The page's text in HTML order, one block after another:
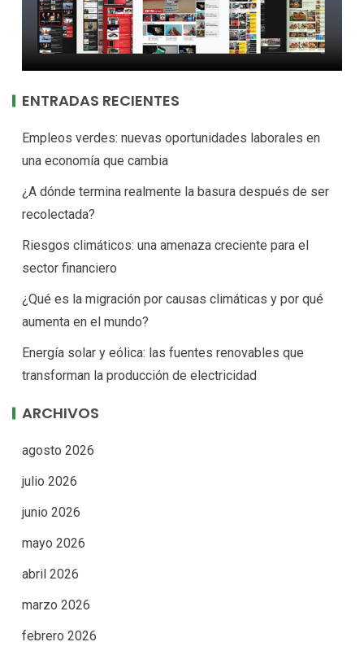
ENTRADAS RECIENTES
Empleos verdes: nuevas oportunidades laborales en
una economía que cambia
¿A dónde termina realmente la basura después de ser
recolectada?
Riesgos climáticos: una amenaza creciente para el
sector financiero
¿Qué es la migración por causas climáticas y por qué
aumenta en el mundo?
Energía solar y eólica: las fuentes renovables que
transforman la producción de electricidad
ARCHIVOS
agosto 2026
julio 2026
junio 2026
mayo 2026
abril 2026
marzo 2026
febrero 2026